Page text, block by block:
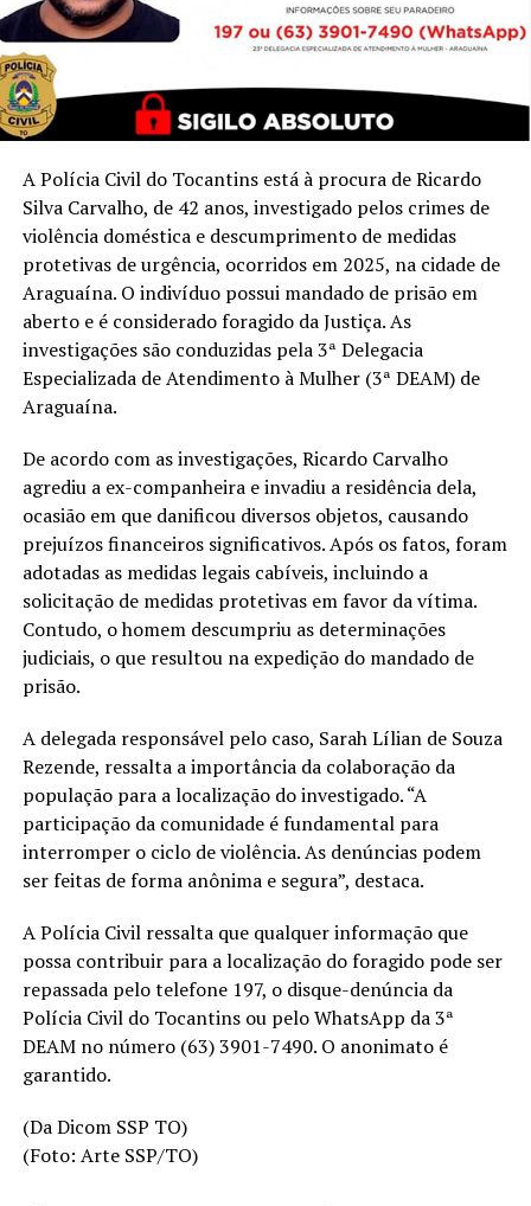
A Polícia Civil do Tocantins está à procura de Ricardo
Silva Carvalho, de 42 anos, investigado pelos crimes de
violência doméstica e descumprimento de medidas
protetivas de urgência, ocorridos em 2025, na cidade de
Araguaína. O indivíduo possui mandado de prisão em
aberto e é considerado foragido da Justiça. As
investigações são conduzidas pela 3ª Delegacia
Especializada de Atendimento à Mulher (3ª DEAM) de
Araguaína.
De acordo com as investigações, Ricardo Carvalho
agrediu a ex-companheira e invadiu a residência dela,
ocasião em que danificou diversos objetos, causando
prejuízos financeiros significativos. Após os fatos, foram
adotadas as medidas legais cabíveis, incluindo a
solicitação de medidas protetivas em favor da vítima.
Contudo, o homem descumpriu as determinações
judiciais, o que resultou na expedição do mandado de
prisão.
A delegada responsável pelo caso, Sarah Lílian de Souza
Rezende, ressalta a importância da colaboração da
população para a localização do investigado. “A
participação da comunidade é fundamental para
interromper o ciclo de violência. As denúncias podem
ser feitas de forma anônima e segura”, destaca.
A Polícia Civil ressalta que qualquer informação que
possa contribuir para a localização do foragido pode ser
repassada pelo telefone 197, o disque-denúncia da
Polícia Civil do Tocantins ou pelo WhatsApp da 3ª
DEAM no número (63) 3901-7490. O anonimato é
garantido.
(Da Dicom SSP TO)
(Foto: Arte SSP/TO)